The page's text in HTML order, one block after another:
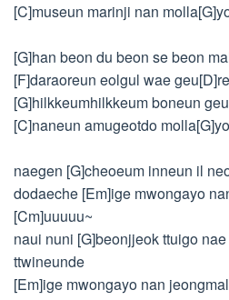
[C]museun marinji nan
[G]han beon du beon se beon
[F]daraoreun eolgul wae
[G]hilkkeumhilkkeum boneun
[C]naneun amugeotdo molla[G]yo
naegen [G]cheoeum inneun il
dodaeche [Em]ige mwongayo
[Cm]uuuuu~
naui nuni [G]beonjjeok ttuigo
ttwineunde
[Em]ige mwongayo nan